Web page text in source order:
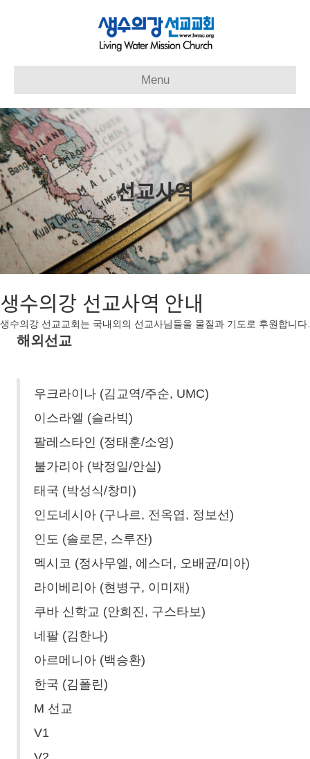
Menu
선교사역
생수의강 선교사역 안내
생수의강 선교교회는 국내외의 선교사님들을 물질과 기도로 후원합니다.
해외선교
우크라이나 (김교역/주순, UMC)
이스라엘 (슬라빅)
팔레스타인 (정태훈/소영)
불가리아 (박정일/안실)
태국 (박성식/창미)
인도네시아 (구나르, 전옥엽, 정보선)
인도 (솔로몬, 스루잔)
멕시코 (정사무엘, 에스더, 오배균/미아)
라이베리아 (현병구, 이미재)
쿠바 신학교 (안희진, 구스타보)
네팔 (김한나)
아르메니아 (백승환)
한국 (김폴린)
M 선교
V1